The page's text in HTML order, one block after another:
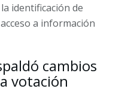
identificación de
a información
cambios
votación